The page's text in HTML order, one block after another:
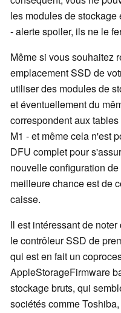
les modules de
- alerte spoiler, ils ne le
Même si vous souhaitez
emplacement SSD de
utiliser des modules de
et éventuellement du
correspondent aux
M1 - et même cela n'est
DFU complet pour
nouvelle configuration
meilleure chance est de
caisse.
Il est intéressant de
le contrôleur SSD de
qui est en fait un
AppleStorageFirmware
stockage bruts, qui
sociétés comme